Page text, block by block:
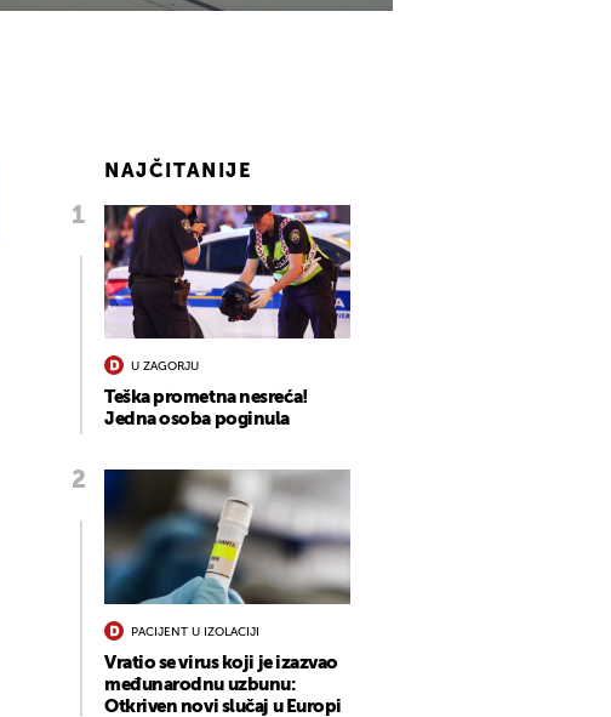
NAJČITANIJE
U ZAGORJU
Teška prometna nesreća!
Jedna osoba poginula
PACIJENT U IZOLACIJI
Vratio se virus koji je izazvao
međunarodnu uzbunu:
Otkriven novi slučaj u Europi